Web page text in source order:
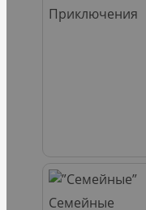
Приключения
Семейные